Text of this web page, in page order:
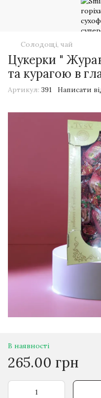
Солодощі, чай
Цукерки "
та курагою в
Артикул: 391 Написати
В наявності
265.00 грн